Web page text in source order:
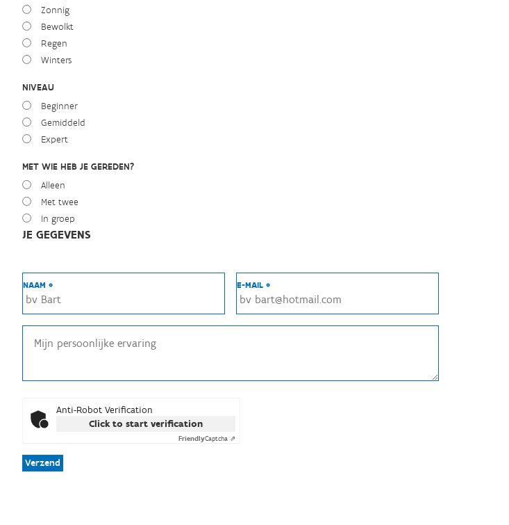
Zonnig
Bewolkt
Regen
Winters
NIVEAU
Beginner
Gemiddeld
Expert
MET WIE HEB JE GEREDEN?
Alleen
Met twee
In groep
JE GEGEVENS
NAAM * E-MAIL *
Anti-Robot Verification
Click to start verification
FriendlyCaptcha ⇗
Verzend